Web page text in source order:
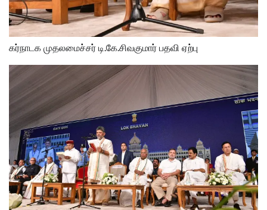
கர்நாடக முதலமைச்சர் டி.கே.சிவகுமார் பதவி ஏற்பு